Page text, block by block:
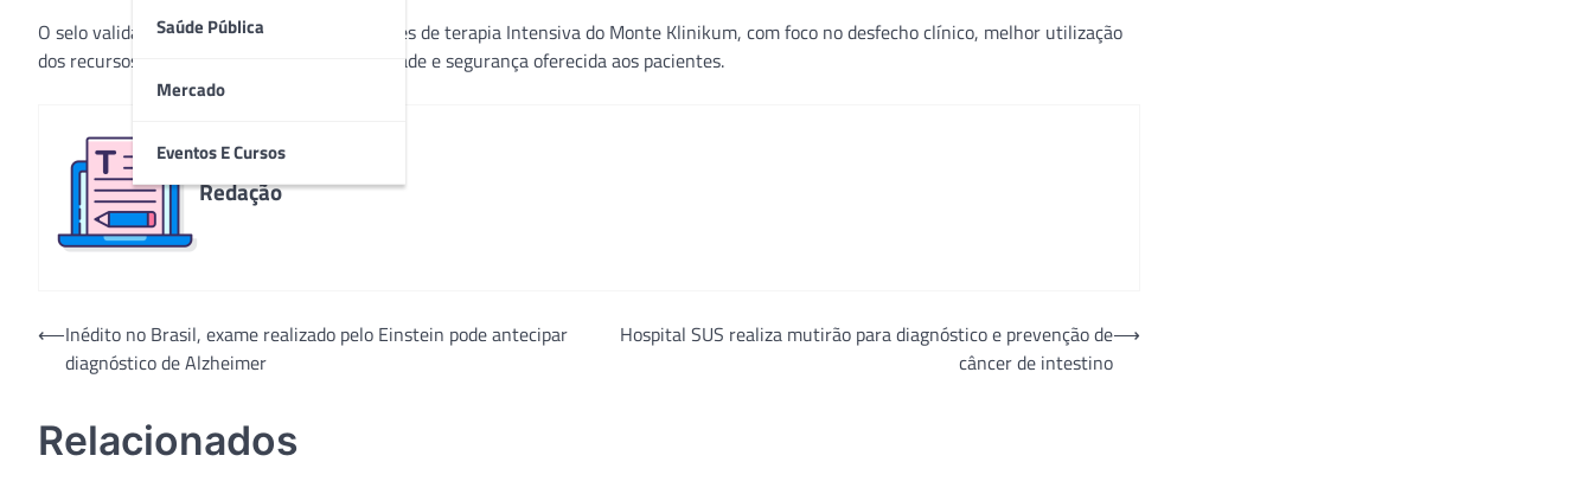
Saúde Pública
Mercado
Eventos E Cursos
O selo valida o trabalho realizado pelas equipes de terapia Intensiva do Monte Klinikum, com foco no desfecho clínico, melhor utilização
dos recursos, além da comprovação de qualidade e segurança oferecida aos pacientes.
Redação
Navegação
⟵Inédito no Brasil, exame realizado pelo Einstein pode antecipar
diagnóstico de Alzheimer
Hospital SUS realiza mutirão para diagnóstico e prevenção de
câncer de intestino
⟶
Relacionados